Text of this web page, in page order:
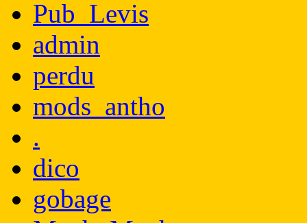
Pub_Levis
admin
perdu
mods_antho
.
dico
gobage